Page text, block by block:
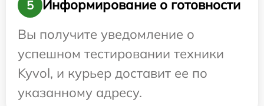
5
Информирование о готовности
Вы получите уведомление о
успешном тестировании техники
Kyvol, и курьер доставит ее по
указанному адресу.